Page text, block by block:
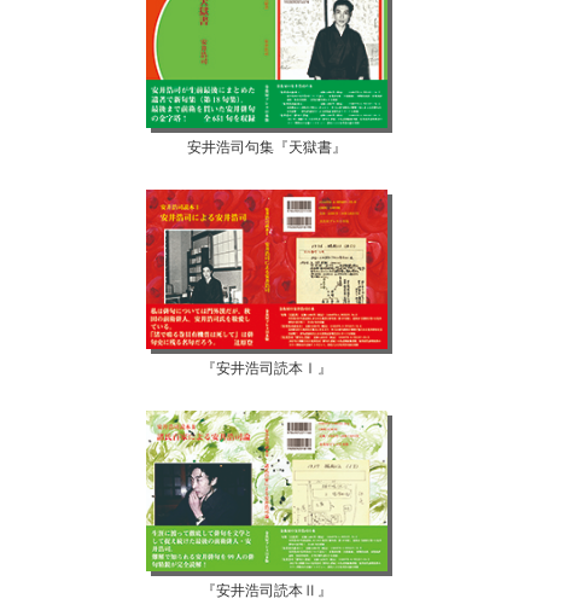
安井浩司句集『天獄書』
『安井浩司読本Ⅰ』
『安井浩司読本Ⅱ』